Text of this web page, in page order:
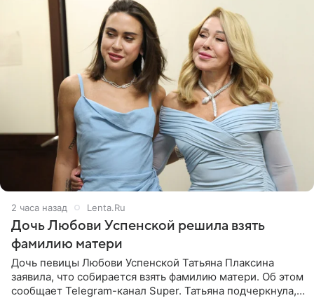
2 часа назад Lenta.Ru
Дочь Любови Успенской решила взять
фамилию матери
Дочь певицы Любови Успенской Татьяна Плаксина
заявила, что собирается взять фамилию матери. Об этом
сообщает Telegram-канал Super. Татьяна подчеркнула,